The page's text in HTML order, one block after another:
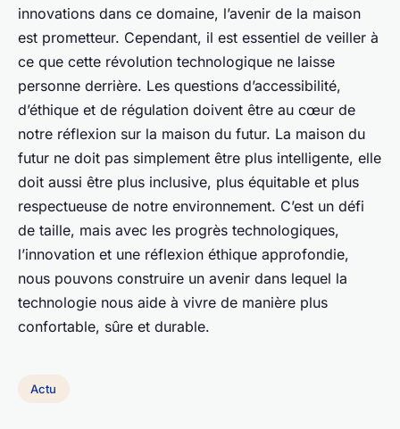
innovations dans ce domaine, l’avenir de la maison
est prometteur. Cependant, il est essentiel de veiller à
ce que cette révolution technologique ne laisse
personne derrière. Les questions d’accessibilité,
d’éthique et de régulation doivent être au cœur de
notre réflexion sur la maison du futur. La maison du
futur ne doit pas simplement être plus intelligente, elle
doit aussi être plus inclusive, plus équitable et plus
respectueuse de notre environnement. C’est un défi
de taille, mais avec les progrès technologiques,
l’innovation et une réflexion éthique approfondie,
nous pouvons construire un avenir dans lequel la
technologie nous aide à vivre de manière plus
confortable, sûre et durable.
Actu